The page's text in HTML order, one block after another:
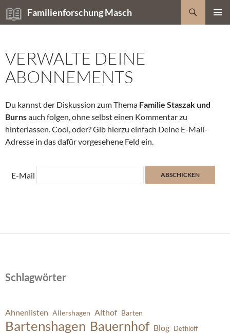
Zum
Inhalt
Familienforschung Masch
Suchen
VERWALTE DEINE
ABONNEMENTS
Du kannst der Diskussion zum Thema Familie Staszak und
Burnsauch folgen, ohne selbst einen Kommentar zu
hinterlassen. Cool, oder? Gib hierzu einfach Deine E-Mail-
Adresse in das dafür vorgesehene Feld ein.
E-Mail
Schlagwörter
Ahnenlisten Allershagen Althof Barten
Bartenshagen Bauernhof Blog Dethloff